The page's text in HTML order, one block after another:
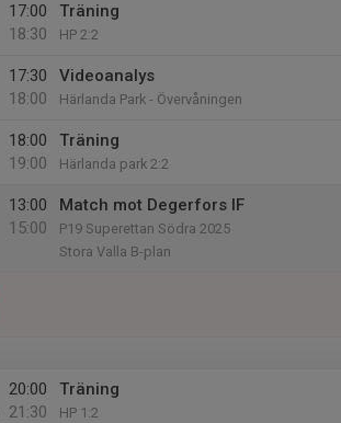
17:00
18:30
Träning
HP 2:2
17:30
18:00
Videoanalys
Härlanda Park - Övervåningen
18:00
19:00
Träning
Härlanda park 2:2
13:00
15:00
Match mot Degerfors IF
P19 Superettan Södra 2025
Stora Valla B-plan
20:00
21:30
Träning
HP 1:2